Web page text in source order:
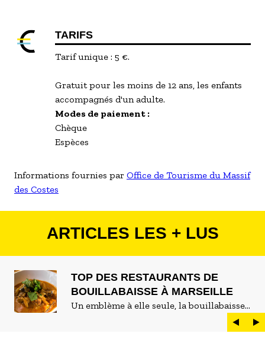
TARIFS
Tarif unique : 5 €.
Gratuit pour les moins de 12 ans, les enfants
accompagnés d'un adulte.
Modes de paiement :
Chèque
Espèces
Informations fournies par Office de Tourisme du Massif
des Costes
ARTICLES LES + LUS
TOP DES RESTAURANTS DE
BOUILLABAISSE À MARSEILLE
Un emblème à elle seule, la bouillabaisse
est LE plat marseillais par excellence. On
peut d'ailleurs vite être submergé·e par la